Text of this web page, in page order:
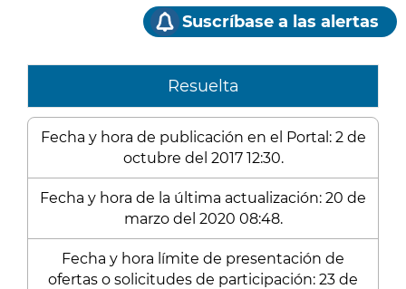
Suscríbase a las alertas
Resuelta
Fecha y hora de publicación en el Portal: 2 de
octubre del 2017 12:30.
Fecha y hora de la última actualización: 20 de
marzo del 2020 08:48.
Fecha y hora límite de presentación de
ofertas o solicitudes de participación: 23 de